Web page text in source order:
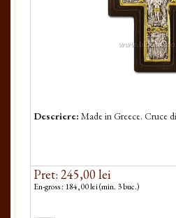
Descriere: Made in Greece. Cruce
Pret: 245,00 lei
En-gross : 184,00 lei (min. 3 buc.)